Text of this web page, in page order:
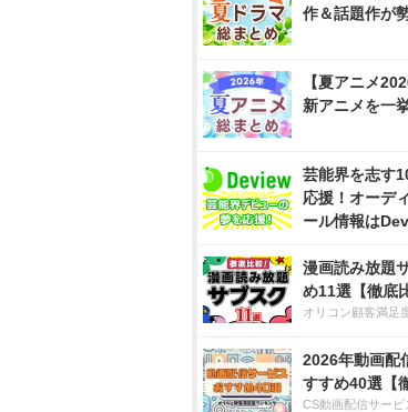
作＆話題作が
【夏アニメ
新アニメを一
芸能界を志す
応援！オーデ
ール情報は
漫画読み放題
め11選【徹底
オリコン顧客満足
2026年動画配
すすめ40選【
CS動画配信サービ